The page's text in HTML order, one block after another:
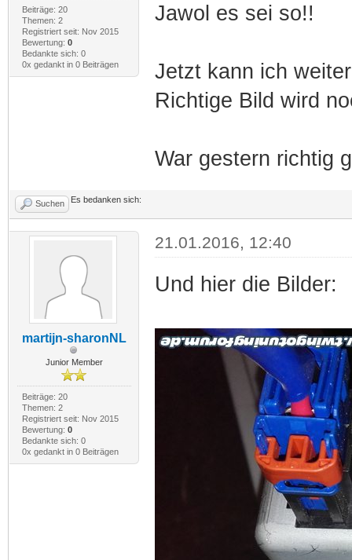
Beiträge: 20
Themen: 2
Registriert seit: Nov 2015
Bewertung: 0
Bedankte sich: 0
0x gedankt in 0 Beiträgen
Jawol es sei so!!
Jetzt kann ich
Richtige Bild wird
War gestern richtig
Suchen Es bedanken sich:
martijn-sharonNL
Junior Member
Beiträge: 20
Themen: 2
Registriert seit: Nov 2015
Bewertung: 0
Bedankte sich: 0
0x gedankt in 0 Beiträgen
21.01.2016, 12:40
Und hier die Bilder: